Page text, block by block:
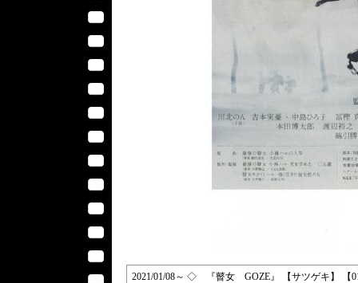
2021/01/08～ ◇ 『瞽女 GOZE』 【サツゲキ】 【